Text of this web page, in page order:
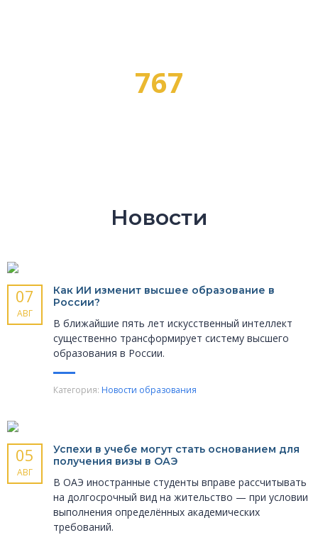
767
Новости
07
АВГ
Как ИИ изменит высшее образование в
России?
В ближайшие пять лет искусственный интеллект
существенно трансформирует систему высшего
образования в России.
Категория: Новости образования
05
АВГ
Успехи в учебе могут стать основанием для
получения визы в ОАЭ
В ОАЭ иностранные студенты вправе рассчитывать
на долгосрочный вид на жительство — при условии
выполнения определённых академических
требований.